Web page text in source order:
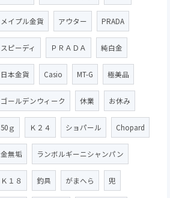
メイプル金貨 アウター PRADA
スピーディ ＰＲＡＤＡ 純白金
日本金貨 Casio MT-G 極美品
ゴールデンウィーク 休業 お休み
50ｇ Ｋ２４ ショパール Chopard
金無垢 ランボルギーニシャンパン
Ｋ１８ 釣具 がまへら 兜